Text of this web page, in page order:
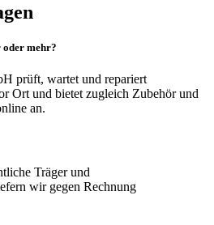
oder mehr?
prüft, wartet und repariert
Ort und bietet zugleich Zubehör und
an.
Träger und
wir gegen Rechnung